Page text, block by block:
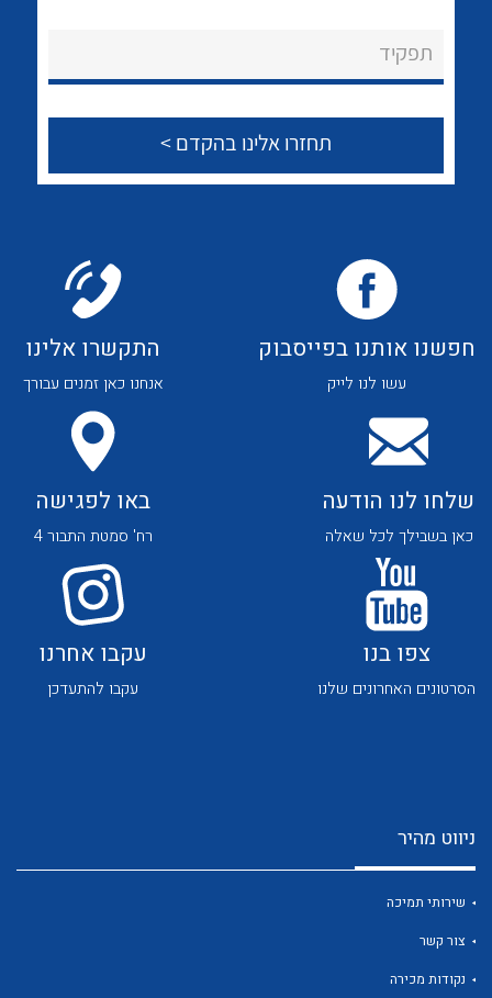
שאלות ותשובות
שירותי תמיכה
אודות
לכל מוצרי היצרן לכל מוצרי היצרן
לכל מוצרי היצרן לכל מוצרי היצרן
תפקיד
חפשנו אותנו בפייסבוק
עשו לנו לייק
התקשרו אלינו
אנחנו כאן זמנים עבורך
שלחו לנו הודעה
כאן בשבילך לכל שאלה
באו לפגישה
רח' סמטת התבור 4
צפו בנו
הסרטונים האחרונים שלנו
עקבו אחרנו
עקבו להתעדכן
ניווט מהיר
שירותי תמיכה
צור קשר
נקודות מכירה